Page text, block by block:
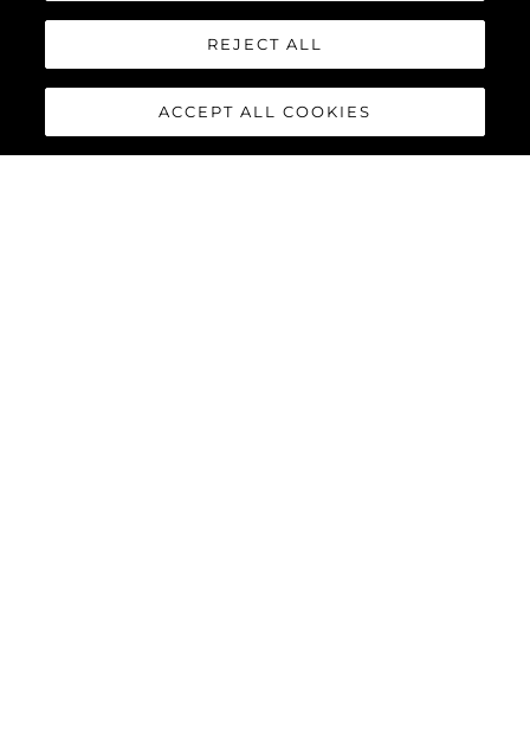
REJECT ALL
ACCEPT ALL COOKIES